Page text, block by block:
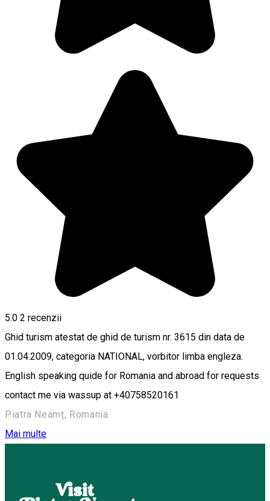
5.0 2 recenzii
Ghid turism atestat de ghid de turism nr. 3615 din data de
01.04.2009, categoria NATIONAL, vorbitor limba engleza.
English speaking quide for Romania and abroad for requests
contact me via wassup at +40758520161
Piatra Neamț, Romania
Mai multe